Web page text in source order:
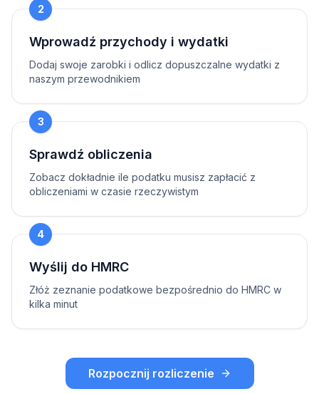
2
Wprowadź przychody i wydatki
Dodaj swoje zarobki i odlicz dopuszczalne wydatki z
naszym przewodnikiem
3
Sprawdź obliczenia
Zobacz dokładnie ile podatku musisz zapłacić z
obliczeniami w czasie rzeczywistym
4
Wyślij do HMRC
Złóż zeznanie podatkowe bezpośrednio do HMRC w
kilka minut
Rozpocznij rozliczenie